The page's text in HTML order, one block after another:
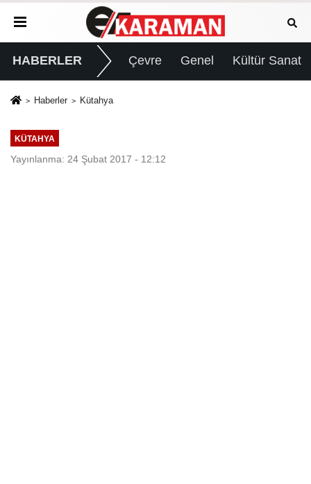
HABERLER Çevre Genel Kültür Sanat
Haberler Kütahya
KÜTAHYA
Yayınlanma: 24 Şubat 2017 - 12:12